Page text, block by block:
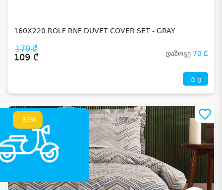
160X220 ROLF RNF DUVET COVER SET - GRAY
179 ₾
109 ₾ დაზოგე 70 ₾
0
-39%